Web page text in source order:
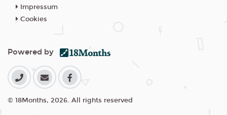
Impressum
Cookies
Powered by
© 18Months, 2026. All rights reserved